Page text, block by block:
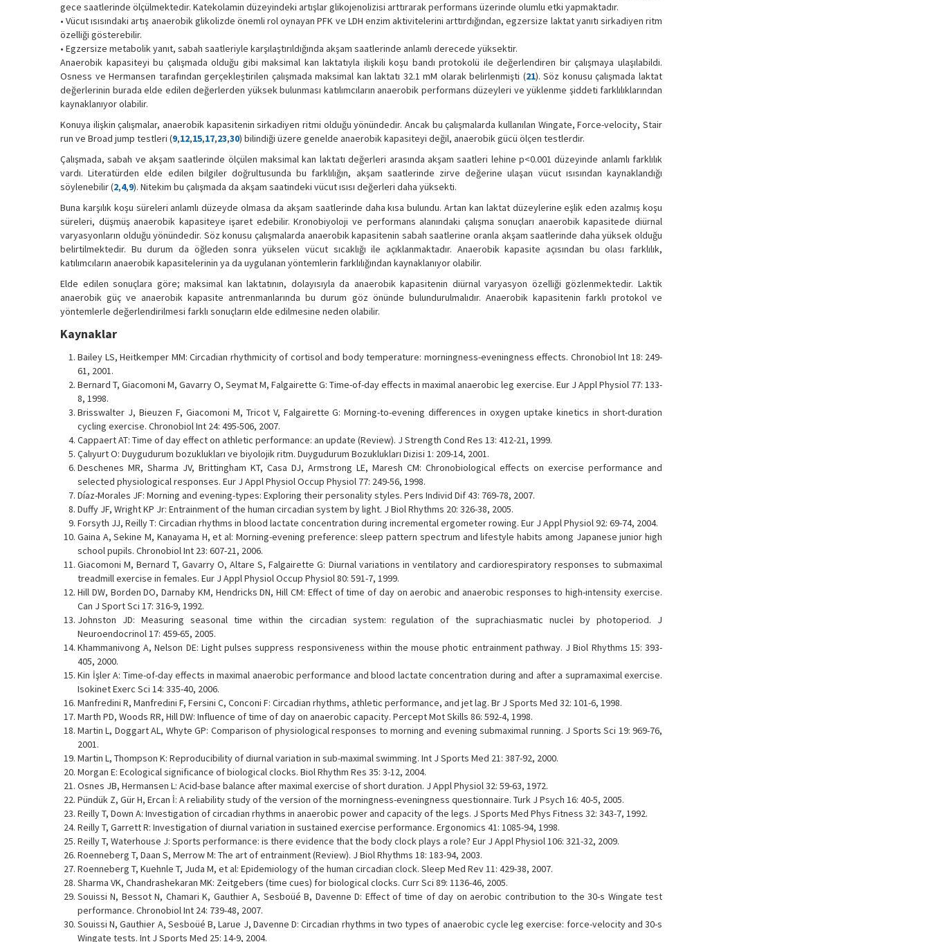
gece saatlerinde ölçülmektedir. Katekolamin düzeyindeki artışlar glikojenolizisi arttırarak performans üzerinde olumlu etki yapmaktadır.
• Vücut ısısındaki artış anaerobik glikolizde önemli rol oynayan PFK ve LDH enzim aktivitelerini arttırdığından, egzersize laktat yanıtı sirkadiyen ritm
özelliği gösterebilir.
• Egzersize metabolik yanıt, sabah saatleriyle karşılaştırıldığında akşam saatlerinde anlamlı derecede yüksektir.
Anaerobik kapasiteyi bu çalışmada olduğu gibi maksimal kan laktatıyla ilişkili koşu bandı protokolü ile değerlendiren bir çalışmaya ulaşılabildi.
Osness ve Hermansen tarafından gerçekleştirilen çalışmada maksimal kan laktatı 32.1 mM olarak belirlenmişti (21). Söz konusu çalışmada laktat
değerlerinin burada elde edilen değerlerden yüksek bulunması katılımcıların anaerobik performans düzeyleri ve yüklenme şiddeti farklılıklarından
kaynaklanıyor olabilir.
Konuya ilişkin çalışmalar, anaerobik kapasitenin sirkadiyen ritmi olduğu yönündedir. Ancak bu çalışmalarda kullanılan Wingate, Force-velocity, Stair
run ve Broad jump testleri (9,12,15,17,23,30) bilindiği üzere genelde anaerobik kapasiteyi değil, anaerobik gücü ölçen testlerdir.
Çalışmada, sabah ve akşam saatlerinde ölçülen maksimal kan laktatı değerleri arasında akşam saatleri lehine p<0.001 düzeyinde anlamlı farklılık
vardı. Literatürden elde edilen bilgiler doğrultusunda bu farklılığın, akşam saatlerinde zirve değerine ulaşan vücut ısısından kaynaklandığı
söylenebilir (2,4,9). Nitekim bu çalışmada da akşam saatindeki vücut ısısı değerleri daha yüksekti.
Buna karşılık koşu süreleri anlamlı düzeyde olmasa da akşam saatlerinde daha kısa bulundu. Artan kan laktat düzeylerine eşlik eden azalmış koşu
süreleri, düşmüş anaerobik kapasiteye işaret edebilir. Kronobiyoloji ve performans alanındaki çalışma sonuçları anaerobik kapasitede diürnal
varyasyonların olduğu yönündedir. Söz konusu çalışmalarda anaerobik kapasitenin sabah saatlerine oranla akşam saatlerinde daha yüksek olduğu
belirtilmektedir. Bu durum da öğleden sonra yükselen vücut sıcaklığı ile açıklanmaktadır. Anaerobik kapasite açısından bu olası farklılık,
katılımcıların anaerobik kapasitelerinin ya da uygulanan yöntemlerin farklılığından kaynaklanıyor olabilir.
Elde edilen sonuçlara göre; maksimal kan laktatının, dolayısıyla da anaerobik kapasitenin diürnal varyasyon özelliği gözlenmektedir. Laktik
anaerobik güç ve anaerobik kapasite antrenmanlarında bu durum göz önünde bulundurulmalıdır. Anaerobik kapasitenin farklı protokol ve
yöntemlerle değerlendirilmesi farklı sonuçların elde edilmesine neden olabilir.
Kaynaklar
Bailey LS, Heitkemper MM: Circadian rhythmicity of cortisol and body temperature: morningness-eveningness effects. Chronobiol Int 18: 249-
61, 2001.
Bernard T, Giacomoni M, Gavarry O, Seymat M, Falgairette G: Time-of-day effects in maximal anaerobic leg exercise. Eur J Appl Physiol 77: 133-
8, 1998.
Brisswalter J, Bieuzen F, Giacomoni M, Tricot V, Falgairette G: Morning-to-evening differences in oxygen uptake kinetics in short-duration
cycling exercise. Chronobiol Int 24: 495-506, 2007.
Cappaert AT: Time of day effect on athletic performance: an update (Review). J Strength Cond Res 13: 412-21, 1999.
Çalıyurt O: Duygudurum bozuklukları ve biyolojik ritm. Duygudurum Bozuklukları Dizisi 1: 209-14, 2001.
Deschenes MR, Sharma JV, Brittingham KT, Casa DJ, Armstrong LE, Maresh CM: Chronobiological effects on exercise performance and
selected physiological responses. Eur J Appl Physiol Occup Physiol 77: 249-56, 1998.
Díaz-Morales JF: Morning and evening-types: Exploring their personality styles. Pers Individ Dif 43: 769-78, 2007.
Duffy JF, Wright KP Jr: Entrainment of the human circadian system by light. J Biol Rhythms 20: 326-38, 2005.
Forsyth JJ, Reilly T: Circadian rhythms in blood lactate concentration during incremental ergometer rowing. Eur J Appl Physiol 92: 69-74, 2004.
Gaina A, Sekine M, Kanayama H, et al: Morning-evening preference: sleep pattern spectrum and lifestyle habits among Japanese junior high
school pupils. Chronobiol Int 23: 607-21, 2006.
Giacomoni M, Bernard T, Gavarry O, Altare S, Falgairette G: Diurnal variations in ventilatory and cardiorespiratory responses to submaximal
treadmill exercise in females. Eur J Appl Physiol Occup Physiol 80: 591-7, 1999.
Hill DW, Borden DO, Darnaby KM, Hendricks DN, Hill CM: Effect of time of day on aerobic and anaerobic responses to high-intensity exercise.
Can J Sport Sci 17: 316-9, 1992.
Johnston JD: Measuring seasonal time within the circadian system: regulation of the suprachiasmatic nuclei by photoperiod. J
Neuroendocrinol 17: 459-65, 2005.
Khammanivong A, Nelson DE: Light pulses suppress responsiveness within the mouse photic entrainment pathway. J Biol Rhythms 15: 393-
405, 2000.
Kin İşler A: Time-of-day effects in maximal anaerobic performance and blood lactate concentration during and after a supramaximal exercise.
Isokinet Exerc Sci 14: 335-40, 2006.
Manfredini R, Manfredini F, Fersini C, Conconi F: Circadian rhythms, athletic performance, and jet lag. Br J Sports Med 32: 101-6, 1998.
Marth PD, Woods RR, Hill DW: Influence of time of day on anaerobic capacity. Percept Mot Skills 86: 592-4, 1998.
Martin L, Doggart AL, Whyte GP: Comparison of physiological responses to morning and evening submaximal running. J Sports Sci 19: 969-76,
2001.
Martin L, Thompson K: Reproducibility of diurnal variation in sub-maximal swimming. Int J Sports Med 21: 387-92, 2000.
Morgan E: Ecological significance of biological clocks. Biol Rhythm Res 35: 3-12, 2004.
Osnes JB, Hermansen L: Acid-base balance after maximal exercise of short duration. J Appl Physiol 32: 59-63, 1972.
Pündük Z, Gür H, Ercan İ: A reliability study of the version of the morningness-eveningness questionnaire. Turk J Psych 16: 40-5, 2005.
Reilly T, Down A: Investigation of circadian rhythms in anaerobic power and capacity of the legs. J Sports Med Phys Fitness 32: 343-7, 1992.
Reilly T, Garrett R: Investigation of diurnal variation in sustained exercise performance. Ergonomics 41: 1085-94, 1998.
Reilly T, Waterhouse J: Sports performance: is there evidence that the body clock plays a role? Eur J Appl Physiol 106: 321-32, 2009.
Roenneberg T, Daan S, Merrow M: The art of entrainment (Review). J Biol Rhythms 18: 183-94, 2003.
Roenneberg T, Kuehnle T, Juda M, et al: Epidemiology of the human circadian clock. Sleep Med Rev 11: 429-38, 2007.
Sharma VK, Chandrashekaran MK: Zeitgebers (time cues) for biological clocks. Curr Sci 89: 1136-46, 2005.
Souissi N, Bessot N, Chamari K, Gauthier A, Sesboüé B, Davenne D: Effect of time of day on aerobic contribution to the 30-s Wingate test
performance. Chronobiol Int 24: 739-48, 2007.
Souissi N, Gauthier A, Sesboüé B, Larue J, Davenne D: Circadian rhythms in two types of anaerobic cycle leg exercise: force-velocity and 30-s
Wingate tests. Int J Sports Med 25: 14-9, 2004.